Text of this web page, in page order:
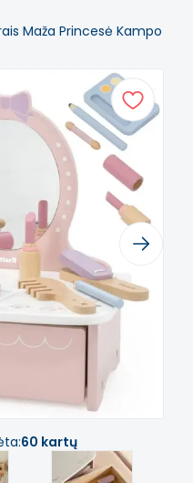
Maža Princesė Kampo
Next
60 kartų